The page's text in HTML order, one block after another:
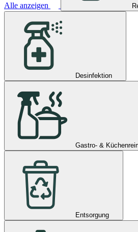
Alle anzeigen
Desinfektion
Gastro- &
Entsorgung